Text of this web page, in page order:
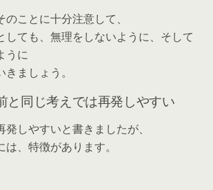
ことに十分注意して、
しても、無理をしないように、そして
うに
ましょう。
と同じ考えでは再発しやすい
しやすいと書きましたが、
、特徴があります。